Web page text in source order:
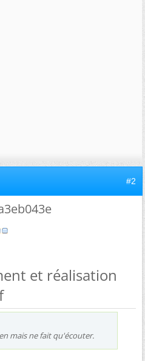
#2
et réalisation
mais ne fait qu'écouter.